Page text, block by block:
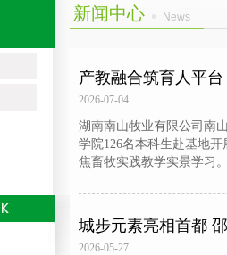
新闻中心 News
产教融合筑育人平
牧业开展沉浸式实践
2026-07-04
湖南南山牧业有限公司南
学院126名本科生赴基地
焦畜牧实践教学实景学习
城步元素亮相首都
2026-05-27